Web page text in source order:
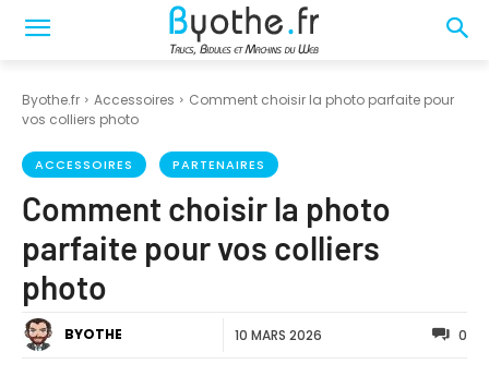
Byothe.fr Accessoires
Comment choisir la photo parfaite pour
vos colliers photo
ACCESSOIRES PARTENAIRES
Comment choisir la photo
parfaite pour vos colliers
photo
BYOTHE 10 MARS 2026 0